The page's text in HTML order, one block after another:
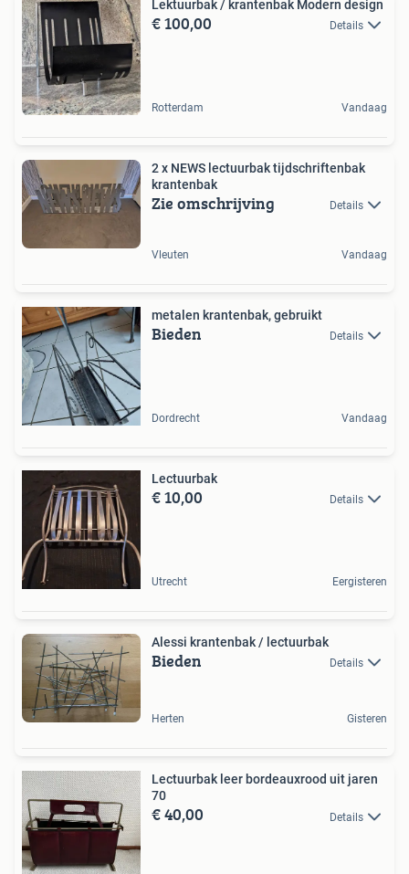
Lektuurbak / krantenbak Modern design
€ 100,00 Details
Rotterdam Vandaag
2 x NEWS lectuurbak tijdschriftenbak
krantenbak
Zie omschrijving Details
Vleuten Vandaag
metalen krantenbak, gebruikt
Bieden Details
Dordrecht Vandaag
Lectuurbak
€ 10,00 Details
Utrecht Eergisteren
Alessi krantenbak / lectuurbak
Bieden Details
Herten Gisteren
Lectuurbak leer bordeauxrood uit jaren
70
€ 40,00 Details